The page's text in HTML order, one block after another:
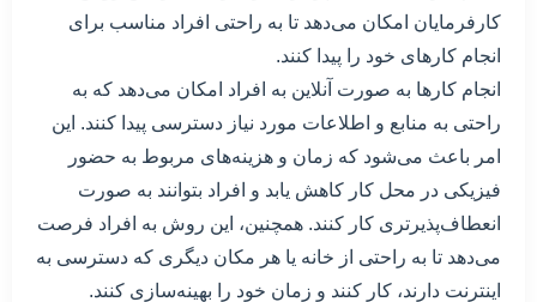
کارفرمایان امکان می‌دهد تا به راحتی افراد مناسب برای
انجام کارهای خود را پیدا کنند.
انجام کارها به صورت آنلاین به افراد امکان می‌دهد که به
راحتی به منابع و اطلاعات مورد نیاز دسترسی پیدا کنند. این
امر باعث می‌شود که زمان و هزینه‌های مربوط به حضور
فیزیکی در محل کار کاهش یابد و افراد بتوانند به صورت
انعطاف‌پذیرتری کار کنند. همچنین، این روش به افراد فرصت
می‌دهد تا به راحتی از خانه یا هر مکان دیگری که دسترسی به
اینترنت دارند، کار کنند و زمان خود را بهینه‌سازی کنند.